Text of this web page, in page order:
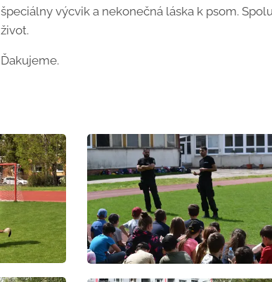
špeciálny výcvik a nekonečná láska k psom.
život.
Ďakujeme.